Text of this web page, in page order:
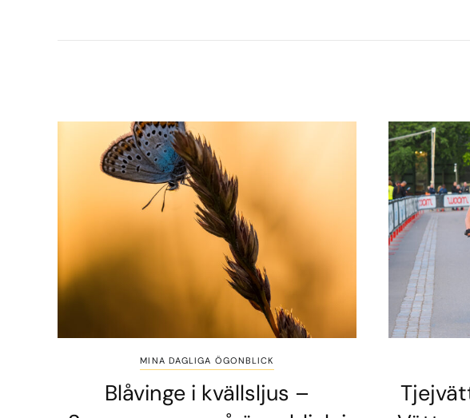
MINA DAGLIGA ÖGONBLICK
Blåvinge i kvällsljus –